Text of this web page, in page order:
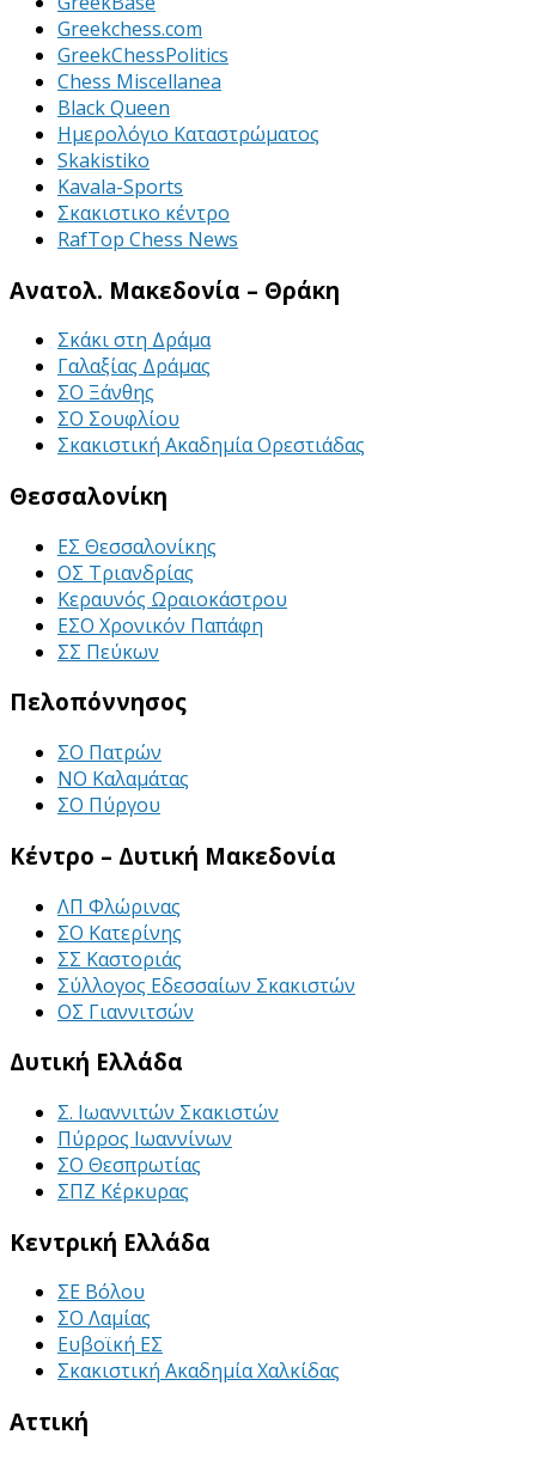
Greekchess.com
GreekChessPolitics
Chess Miscellanea
Black Queen
Ημερολόγιο Καταστρώματος
Skakistiko
Kavala-Sports
Σκακιστικο κέντρο
RafTop Chess News
Ανατολ. Μακεδονία – Θράκη
Σκάκι στη Δράμα
Γαλαξίας Δράμας
ΣΟ Ξάνθης
ΣΟ Σουφλίου
Σκακιστική Ακαδημία Ορεστιάδας
Θεσσαλονίκη
ΕΣ Θεσσαλονίκης
ΟΣ Τριανδρίας
Κεραυνός Ωραιοκάστρου
ΕΣΟ Χρονικόν Παπάφη
ΣΣ Πεύκων
Πελοπόννησος
ΣΟ Πατρών
ΝΟ Καλαμάτας
ΣΟ Πύργου
Κέντρο – Δυτική Μακεδονία
ΛΠ Φλώρινας
ΣΟ Κατερίνης
ΣΣ Καστοριάς
Σύλλογος Εδεσσαίων Σκακιστών
ΟΣ Γιαννιτσών
Δυτική Ελλάδα
Σ. Ιωαννιτών Σκακιστών
Πύρρος Ιωαννίνων
ΣΟ Θεσπρωτίας
ΣΠΖ Κέρκυρας
Κεντρική Ελλάδα
ΣΕ Βόλου
ΣΟ Λαμίας
Ευβοϊκή ΕΣ
Σκακιστική Ακαδημία Χαλκίδας
Αττική